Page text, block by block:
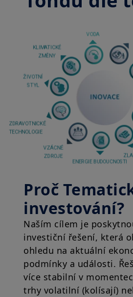
Proč
investování?
Naším cílem je
investiční řešení, která
ohledu na aktuální
podmínky a události.
více stabilní v
trhy volatilní (kolísají)